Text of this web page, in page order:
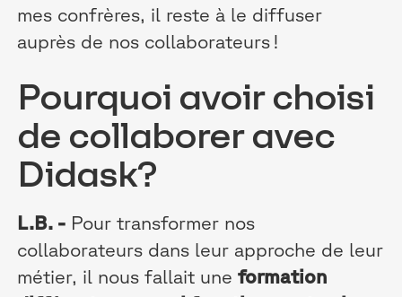
mes confrères, il reste à le diffuser
auprès de nos collaborateurs !
Pourquoi avoir choisi
de collaborer avec
Didask?
L.B. - Pour transformer nos
collaborateurs dans leur approche de leur
métier, il nous fallait uneformation